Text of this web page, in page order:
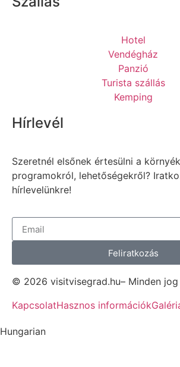
Hotel
Vendégház
Panzió
Turista szállás
Kemping
Hírlevél
Szeretnél elsőnek értesülni a
programokról, lehetőségekről?
hírlevelünkre!
Feliratkozás
© 2026 visitvisegrad.hu– Minden
KapcsolatHasznos információk
Hungarian